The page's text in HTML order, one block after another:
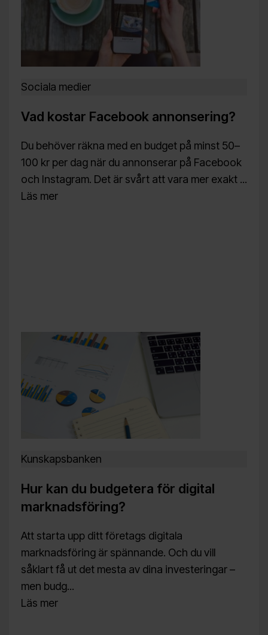
Sociala medier
Vad kostar Facebook annonsering?
Du behöver räkna med en budget på minst 50–
100 kr per dag när du annonserar på Facebook
och Instagram. Det är svårt att vara mer exakt ...
Läs mer
Kunskapsbanken
Hur kan du budgetera för digital
marknadsföring?
Att starta upp ditt företags digitala
marknadsföring är spännande. Och du vill
såklart få ut det mesta av dina investeringar –
men budg...
Läs mer